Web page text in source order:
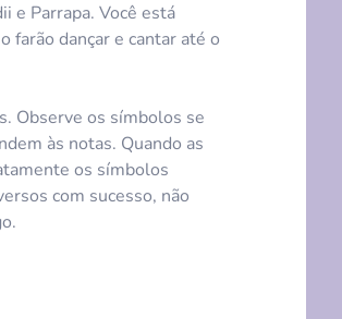
e Parrapa. Você está
farão dançar e cantar até o
Observe os símbolos se
às notas. Quando as
os símbolos
com sucesso, não